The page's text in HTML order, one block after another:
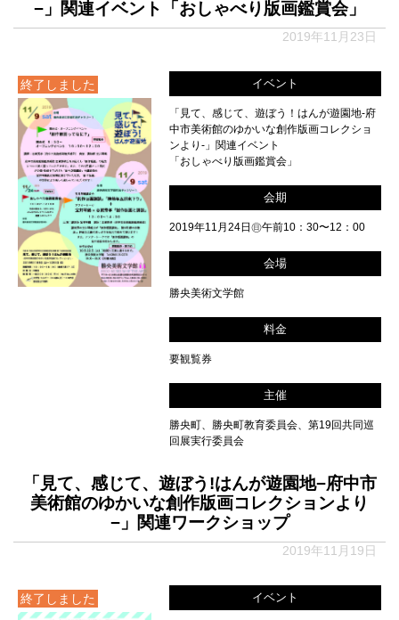
−」関連イベント「おしゃべり版画鑑賞会」
2019年11月23日
終了しました イベント
「見て、感じて、遊ぼう！はんが遊園地-府
中市美術館のゆかいな創作版画コレクショ
ンより-」関連イベント
「おしゃべり版画鑑賞会」
会期
2019年11月24日㊐午前10：30〜12：00
会場
勝央美術文学館
料金
要観覧券
主催
勝央町、勝央町教育委員会、第19回共同巡
回展実行委員会
「見て、感じて、遊ぼう!はんが遊園地−府中市
美術館のゆかいな創作版画コレクションより
−」関連ワークショップ
2019年11月19日
終了しました イベント